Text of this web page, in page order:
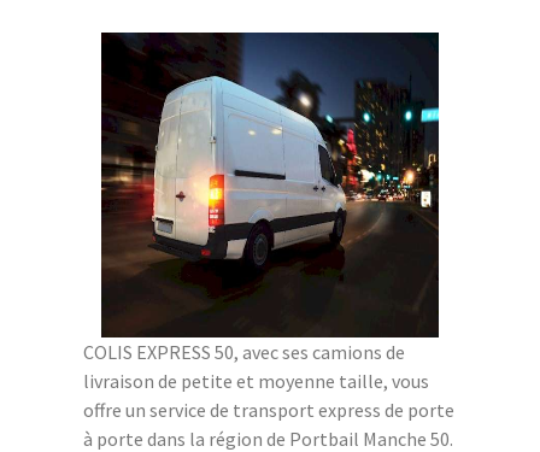
COLIS EXPRESS 50, avec ses camions de
livraison de petite et moyenne taille, vous
offre un service de transport express de porte
à porte dans la région de Portbail Manche 50.